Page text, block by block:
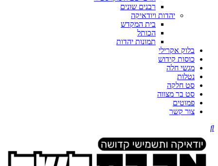
רבנים שונים
יהדות ויודאיקה
בית המקדש
הכותל
תמונות יהדות
בלוק אקרילי
כוסות קידוש
מגשי חלה
נטלות
סט חלקה
סט בר מצווה
פמוטים
צור קשר